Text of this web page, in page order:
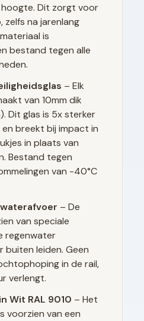
Dit zorgt voor
zelfs na jarenlang
is
bestand tegen alle
– Elk
van 10mm dik
Dit glas is 5x sterker
breekt bij impact in
in plaats van
Bestand tegen
van -40°C
– De
van speciale
regenwater
buiten leiden. Geen
in de rail,
verlengt.
Wit RAL 9010 – Het
voorzien van een